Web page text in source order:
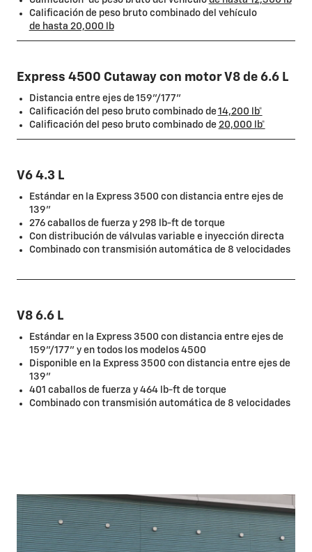
Calificación de peso bruto combinado del vehículo
de hasta 20,000 lb
Express 4500 Cutaway con motor V8 de 6.6 L
Distancia entre ejes de 159"/177"
Calificación del peso bruto combinado de14,200 lb*
Calificación del peso bruto combinado de 20,000 lb*
V6 4.3 L
Estándar en la Express 3500 con distancia entre ejes de
139"
276 caballos de fuerza y 298 lb-ft de torque
Con distribución de válvulas variable e inyección directa
Combinado con transmisión automática de 8 velocidades
V8 6.6 L
Estándar en la Express 3500 con distancia entre ejes de
159"/177" y en todos los modelos 4500
Disponible en la Express 3500 con distancia entre ejes de
139"
401 caballos de fuerza y 464 lb-ft de torque
Combinado con transmisión automática de 8 velocidades